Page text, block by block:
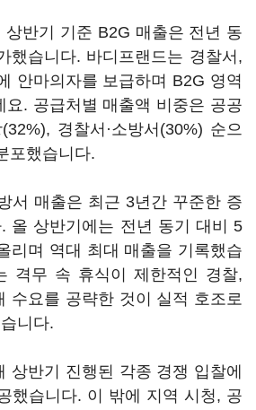
상반기 기준 B2G 매출은 전년 동
했습니다. 바디프랜드는 경찰서,
안마의자를 보급하며 B2G 영역
요. 공급처별 매출액 비중은 공공
경찰서·소방서(30%) 순으
포했습니다.
서 매출은 최근 3년간 꾸준한 증
올 상반기에는 전년 동기 대비 5
리며 역대 최대 매출을 기록했습
격무 속 휴식이 제한적인 경찰,
수요를 공략한 것이 실적 호조로
니다.
상반기 진행된 각종 경쟁 입찰에
했습니다. 이 밖에 지역 시청, 공